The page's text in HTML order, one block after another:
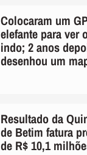
Colocaram um
elefante para ver
indo; 2 anos
desenhou um
Resultado da
de Betim fatura
de R$ 10,1